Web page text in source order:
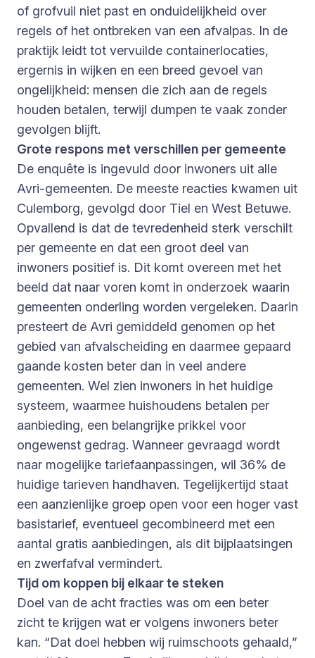
of grofvuil niet past en onduidelijkheid over
regels of het ontbreken van een afvalpas. In de
praktijk leidt tot vervuilde containerlocaties,
ergernis in wijken en een breed gevoel van
ongelijkheid: mensen die zich aan de regels
houden betalen, terwijl dumpen te vaak zonder
gevolgen blijft.
Grote respons met verschillen per gemeente
De enquête is ingevuld door inwoners uit alle
Avri-gemeenten. De meeste reacties kwamen uit
Culemborg, gevolgd door Tiel en West Betuwe.
Opvallend is dat de tevredenheid sterk verschilt
per gemeente en dat een groot deel van
inwoners positief is. Dit komt overeen met het
beeld dat naar voren komt in onderzoek waarin
gemeenten onderling worden vergeleken. Daarin
presteert de Avri gemiddeld genomen op het
gebied van afvalscheiding en daarmee gepaard
gaande kosten beter dan in veel andere
gemeenten. Wel zien inwoners in het huidige
systeem, waarmee huishoudens betalen per
aanbieding, een belangrijke prikkel voor
ongewenst gedrag. Wanneer gevraagd wordt
naar mogelijke tariefaanpassingen, wil 36% de
huidige tarieven handhaven. Tegelijkertijd staat
een aanzienlijke groep open voor een hoger vast
basistarief, eventueel gecombineerd met een
aantal gratis aanbiedingen, als dit bijplaatsingen
en zwerfafval vermindert.
Tijd om koppen bij elkaar te steken
Doel van de acht fracties was om een beter
zicht te krijgen wat er volgens inwoners beter
kan. “Dat doel hebben wij ruimschoots gehaald,”